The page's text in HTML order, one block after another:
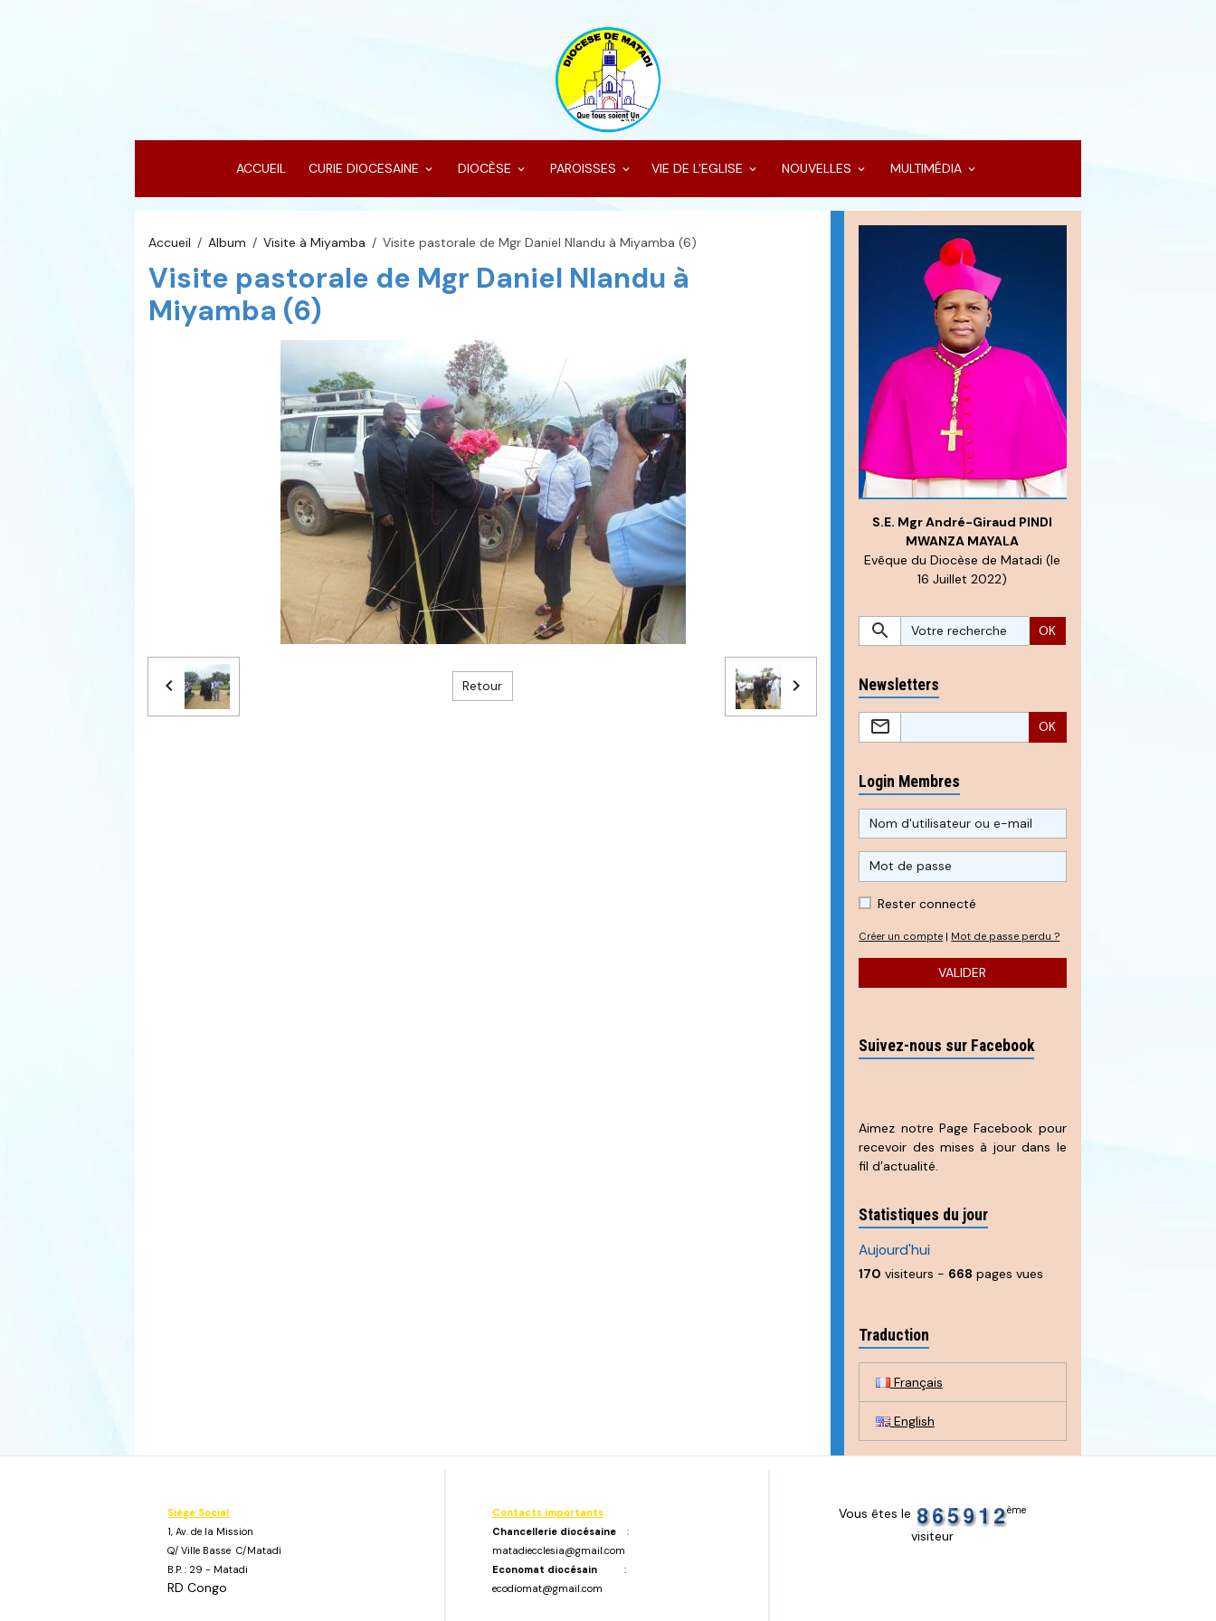
ACCUEIL CURIE DIOCESAINE DIOCÈSE PAROISSES VIE DE L'EGLISE NOUVELLES MULTIMÉDIA
Accueil Album Visite à Miyamba Visite pastorale de Mgr Daniel Nlandu à Miyamba (6)
Visite pastorale de Mgr Daniel Nlandu à
Miyamba (6)
Retour
S.E. Mgr André-Giraud PINDI
MWANZA MAYALA
Evêque du Diocèse de Matadi (le
16 Juillet 2022)
OK
Newsletters
OK
Login Membres
Rester connecté
Créer un compte | Mot de passe perdu ?
VALIDER
Suivez-nous sur Facebook
Aimez notre Page Facebook pour
recevoir des mises à jour dans le
fil d’actualité.
Statistiques du jour
Aujourd'hui
170 visiteurs - 668 pages vues
Traduction
Français
English
Siège Social
1, Av. de la Mission
Q/ Ville Basse C/Matadi
B.P. : 29 - Matadi
RD Congo
Contacts importants:
Chancellerie diocésaine:
matadiecclesia@gmail.com
Economat diocésain:
ecodiomat@gmail.com
Vous êtes le ème
visiteur